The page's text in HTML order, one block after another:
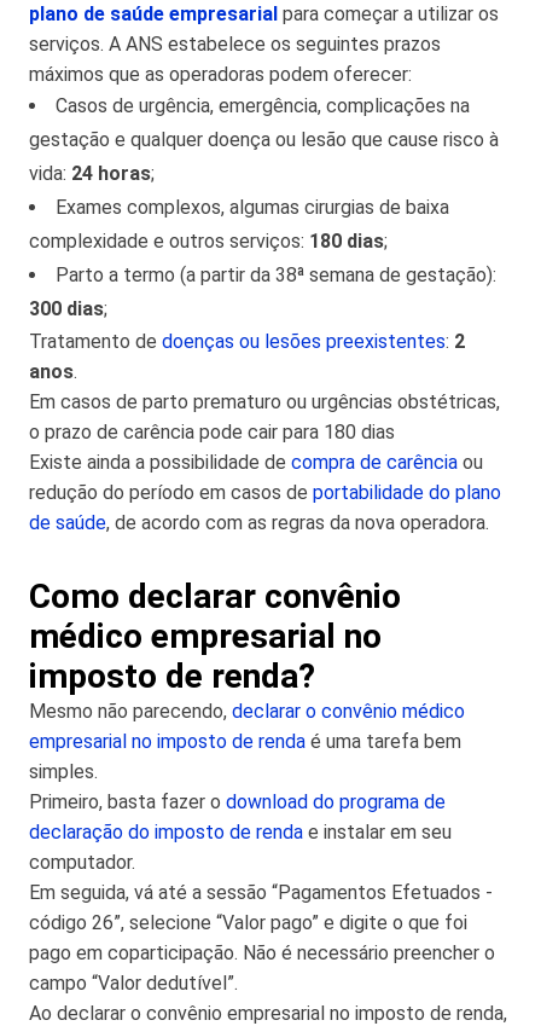
plano de saúde empresarial para começar a utilizar os
serviços. A ANS estabelece os seguintes prazos
máximos que as operadoras podem oferecer:
Casos de urgência, emergência, complicações na
gestação e qualquer doença ou lesão que cause risco à
vida: 24 horas;
Exames complexos, algumas cirurgias de baixa
complexidade e outros serviços: 180 dias;
Parto a termo (a partir da 38ª semana de gestação):
300 dias;
Tratamento de doenças ou lesões preexistentes: 2
anos.
Em casos de parto prematuro ou urgências obstétricas,
o prazo de carência pode cair para 180 dias
Existe ainda a possibilidade de compra de carência ou
redução do período em casos de portabilidade do plano
de saúde, de acordo com as regras da nova operadora.
Como declarar convênio
médico empresarial no
imposto de renda?
Mesmo não parecendo, declarar o convênio médico
empresarial no imposto de renda é uma tarefa bem
simples.
Primeiro, basta fazer o download do programa de
declaração do imposto de renda e instalar em seu
computador.
Em seguida, vá até a sessão “Pagamentos Efetuados -
código 26”, selecione “Valor pago” e digite o que foi
pago em coparticipação. Não é necessário preencher o
campo “Valor dedutível”.
Ao declarar o convênio empresarial no imposto de renda,